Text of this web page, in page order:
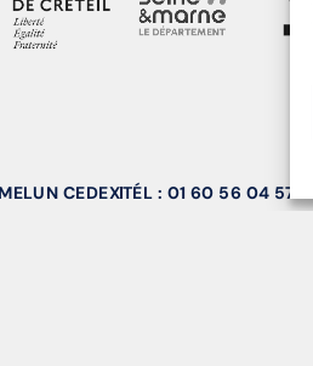
CEDEXTÉL : 01 60 56 04 57